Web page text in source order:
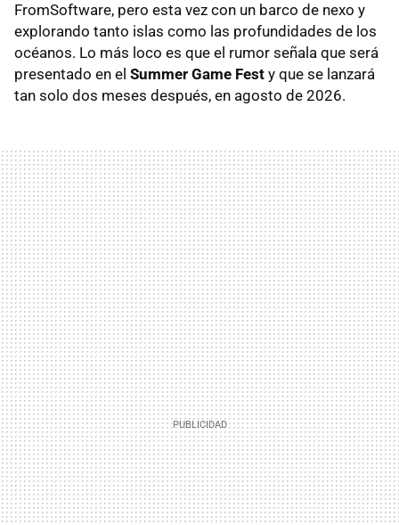
FromSoftware, pero esta vez con un barco de nexo y
explorando tanto islas como las profundidades de los
océanos. Lo más loco es que el rumor señala que será
presentado en el Summer Game Fest y que se lanzará
tan solo dos meses después, en agosto de 2026.